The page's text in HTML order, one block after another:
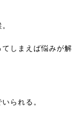
しまえば悩みが解
られる。